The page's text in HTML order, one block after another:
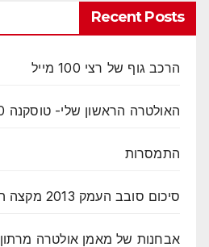
Recent Posts
הרכב גוף של רצי 100 מייל
האולטרה הראשון שלי- טוסקנה 100
התמסרות
סיכום סובב העמק 2013 מקצה ה-100
אבחנות של מאמן אולטרה מרתון